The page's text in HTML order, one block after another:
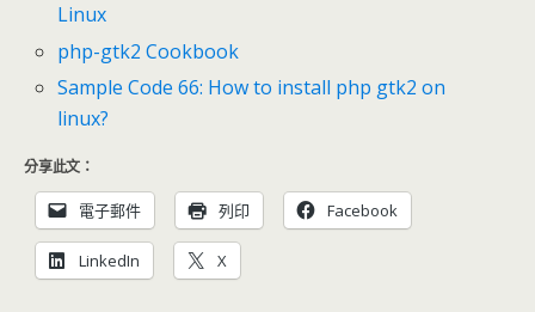
Linux
php-gtk2 Cookbook
Sample Code 66: How to install php gtk2 on
linux?
分享此文：
電子郵件 列印 Facebook
LinkedIn X